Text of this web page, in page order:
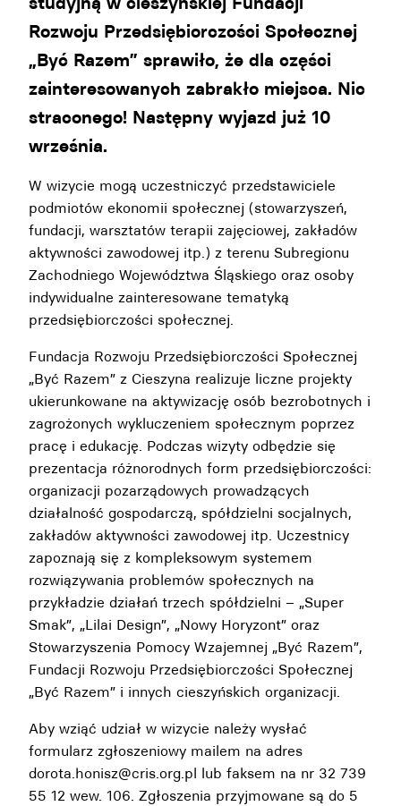
Rozwoju Przedsiębiorczości Społecznej
„Być Razem” sprawiło, że dla części
zainteresowanych zabrakło miejsca. Nic
straconego! Następny wyjazd już 10
września.
W wizycie mogą uczestniczyć przedstawiciele
podmiotów ekonomii społecznej (stowarzyszeń,
fundacji, warsztatów terapii zajęciowej, zakładów
aktywności zawodowej itp.) z terenu Subregionu
Zachodniego Województwa Śląskiego oraz osoby
indywidualne zainteresowane tematyką
przedsiębiorczości społecznej.
Fundacja Rozwoju Przedsiębiorczości Społecznej
„Być Razem” z Cieszyna realizuje liczne projekty
ukierunkowane na aktywizację osób bezrobotnych i
zagrożonych wykluczeniem społecznym poprzez
pracę i edukację. Podczas wizyty odbędzie się
prezentacja różnorodnych form przedsiębiorczości:
organizacji pozarządowych prowadzących
działalność gospodarczą, spółdzielni socjalnych,
zakładów aktywności zawodowej itp. Uczestnicy
zapoznają się z kompleksowym systemem
rozwiązywania problemów społecznych na
przykładzie działań trzech spółdzielni – „Super
Smak”, „Lilai Design”, „Nowy Horyzont” oraz
Stowarzyszenia Pomocy Wzajemnej „Być Razem”,
Fundacji Rozwoju Przedsiębiorczości Społecznej
„Być Razem” i innych cieszyńskich organizacji.
Aby wziąć udział w wizycie należy wysłać
formularz zgłoszeniowy mailem na adres
dorota.honisz@cris.org.pl lub faksem na nr 32 739
55 12 wew. 106. Zgłoszenia przyjmowane są do 5